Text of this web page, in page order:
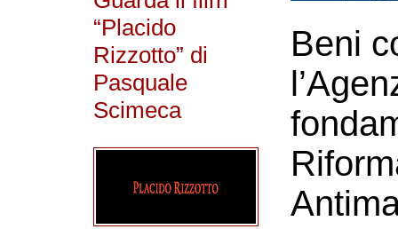
Beni
“Placido
Rizzotto” di
Pasquale
Scimeca